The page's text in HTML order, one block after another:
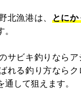
北漁港は、
とに
サビキ釣りならア
れる釣り方なら
して狙えます。